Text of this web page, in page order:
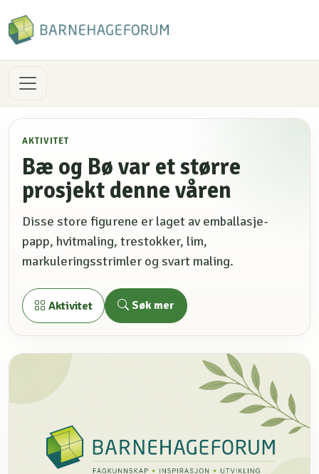
AKTIVITET
Bæ og Bø var et større
prosjekt denne våren
Disse store figurene er laget av emballasje-
papp, hvitmaling, trestokker, lim,
markuleringsstrimler og svart maling.
Aktivitet Søk mer